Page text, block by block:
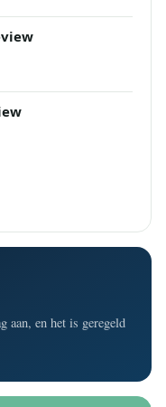
aan, en het is geregeld